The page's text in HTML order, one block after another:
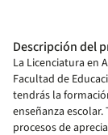
Descripción del
La Licenciatura en
Facultad de
tendrás la
enseñanza
procesos de